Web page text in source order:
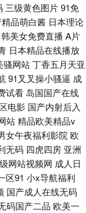
三级黄色图片91免
品萌白酱 日本理论
韩美女免费直播 A片
日本精品在线播放
骚网站丁香五月天亚
91叉叉操小骚逼 成
试看 岛国国产在线
电影 国产内射后入
站精品欧美精品v
女午夜福利影院 欧
无码 四虎四房 亚洲
网站视频网 成人日
区91 小x导航福利
国产成人在线无码
码国产二品 欧美一